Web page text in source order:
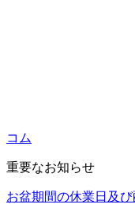
コム
重要なお知らせ
お盆期間の休業日及